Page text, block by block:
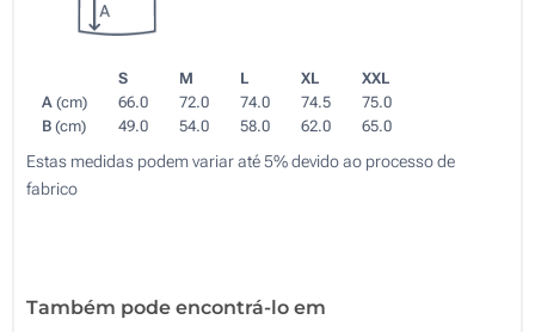
S M L XL
XXL
A (cm) 66.0 72.0 74.0 74.5
75.0
B (cm) 49.0 54.0 58.0 62.0 65.0
Estas medidas podem variar até 5% devido ao processo de
fabrico
Também pode encontrá-lo em